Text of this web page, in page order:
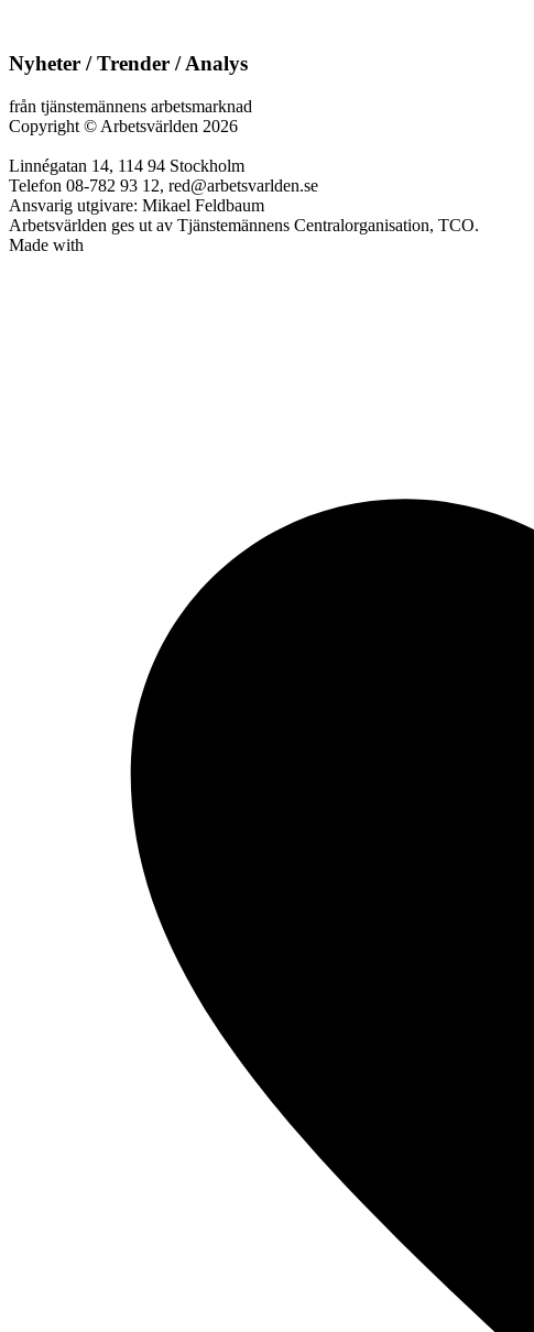
Nyheter / Trender / Analys
från tjänstemännens arbetsmarknad
Copyright © Arbetsvärlden 2026
Linnégatan 14, 114 94 Stockholm
Telefon 08-782 93 12, red@arbetsvarlden.se
Ansvarig utgivare: Mikael Feldbaum
Arbetsvärlden ges ut av Tjänstemännens Centralorganisation, TCO.
Made with